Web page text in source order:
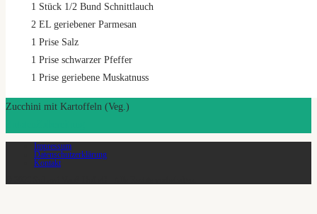
1 Stück 1/2 Bund Schnittlauch
2 EL geriebener Parmesan
1 Prise Salz
1 Prise schwarzer Pfeffer
1 Prise geriebene Muskatnuss
Zucchini mit Kartoffeln (Veg.)
Impressum
Datenschutzerklärung
Kontakt